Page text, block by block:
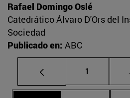
Rafael Domingo Oslé
Catedrático Álvaro D'Ors del
Sociedad
Publicado en: ABC
Página
1